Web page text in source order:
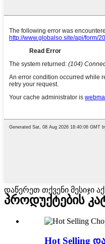
დაწერეთ თქვენი მესიჯი
პროდუქტების
Hot Selling